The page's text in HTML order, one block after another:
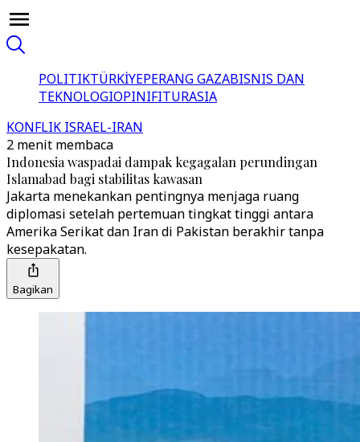
POLITIKTÜRKİYEPERANG GAZABISNIS DAN
TEKNOLOGIOPINIFITURASIA
KONFLIK ISRAEL-IRAN
2 menit membaca
Indonesia waspadai dampak kegagalan perundingan
Islamabad bagi stabilitas kawasan
Jakarta menekankan pentingnya menjaga ruang
diplomasi setelah pertemuan tingkat tinggi antara
Amerika Serikat dan Iran di Pakistan berakhir tanpa
kesepakatan.
Bagikan